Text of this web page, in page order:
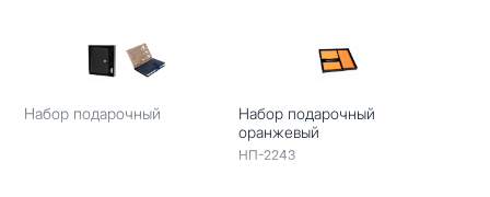
Набор подарочный
Набор подарочный
оранжевый
НП-2243